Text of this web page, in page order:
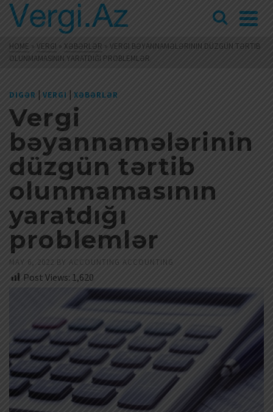
HOME » VERGI » XƏBƏRLƏR » VERGI BƏYANNAMƏLƏRININ DÜZGÜN TƏRTIB
OLUNMAMASININ YARATDIĞI PROBLEMLƏR
DIGƏR | VERGI | XƏBƏRLƏR
Vergi
bəyannamələrinin
düzgün tərtib
olunmamasının
yaratdığı
problemlər
MAY 6, 2022 BY ACCOUNTING ACCOUNTING
Post Views: 1,620